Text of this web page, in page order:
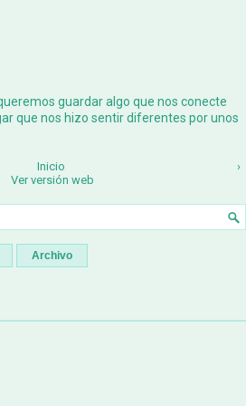
guardar algo que nos conecte
que nos hizo sentir diferentes por unos
›
Inicio
Ver versión web
Archivo